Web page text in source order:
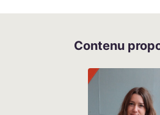
Contenu